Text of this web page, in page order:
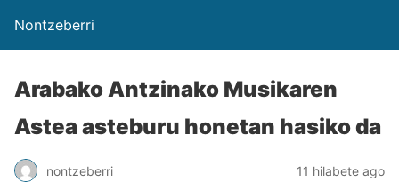
Nontzeberri
Arabako Antzinako Musikaren
Astea asteburu honetan hasiko da
nontzeberri 11 hilabete ago